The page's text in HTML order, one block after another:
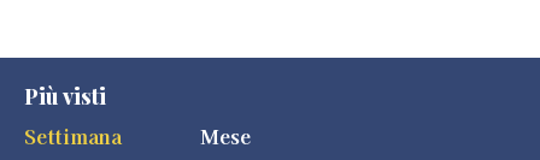
Più visti
Settimana
Mese